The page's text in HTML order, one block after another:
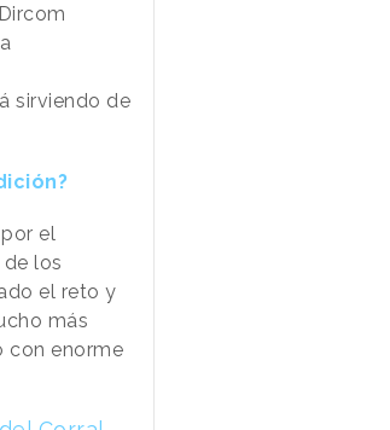
sirviendo de
el
los
el reto y
más
con enorme